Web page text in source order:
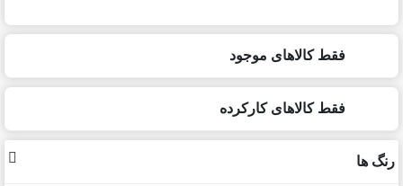
فقط کالاهای موجود
فقط کالاهای کارکرده
رنگ ها